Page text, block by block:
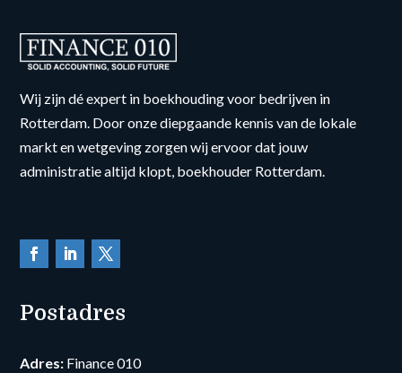
Wij zijn dé expert in boekhouding voor bedrijven in
Rotterdam. Door onze diepgaande kennis van de lokale
markt en wetgeving zorgen wij ervoor dat jouw
administratie altijd klopt, boekhouder Rotterdam.
Postadres
Adres: Finance 010